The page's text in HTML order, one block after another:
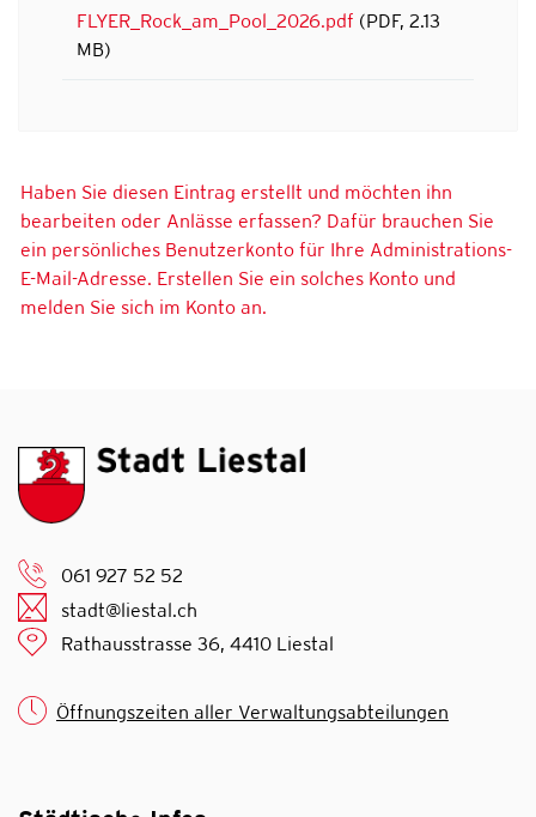
FLYER_Rock_am_Pool_2026.pdf (PDF, 2.13
MB)
Haben Sie diesen Eintrag erstellt und möchten ihn
bearbeiten oder Anlässe erfassen? Dafür brauchen Sie
ein persönliches Benutzerkonto für Ihre Administrations-
E-Mail-Adresse. Erstellen Sie ein solches Konto und
melden Sie sich im Konto an.
061 927 52 52
stadt@liestal.ch
Rathausstrasse 36, 4410 Liestal
Öffnungszeiten aller Verwaltungsabteilungen